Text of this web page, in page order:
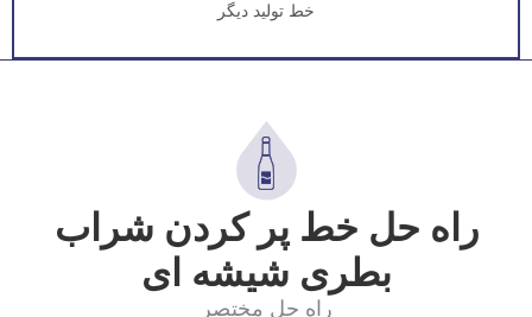
خط تولید دیگر
راه حل خط پر کردن شراب
بطری شیشه ای
راه حل مختصر